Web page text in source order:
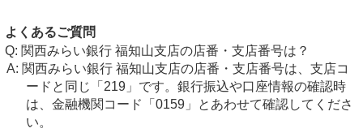
よくあるご質問
関西みらい銀行 福知山支店の店番・支店番号は？
関西みらい銀行 福知山支店の店番・支店番号は、支店コ
ードと同じ「219」です。銀行振込や口座情報の確認時
は、金融機関コード「0159」とあわせて確認してくださ
い。